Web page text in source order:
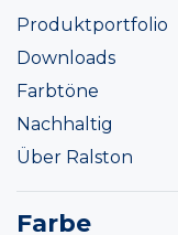
Produktportfolio
Downloads
Farbtöne
Nachhaltig
Über Ralston
Farbe